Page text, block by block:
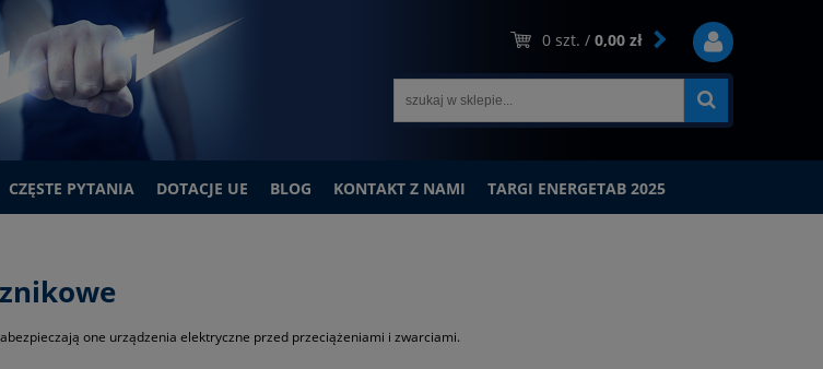
0 szt. / 0,00 zł
CZĘSTE PYTANIA DOTACJE UE BLOG KONTAKT Z NAMI TARGI ENERGETAB 2025
one urządzenia elektryczne przed przeciążeniami i zwarciami.